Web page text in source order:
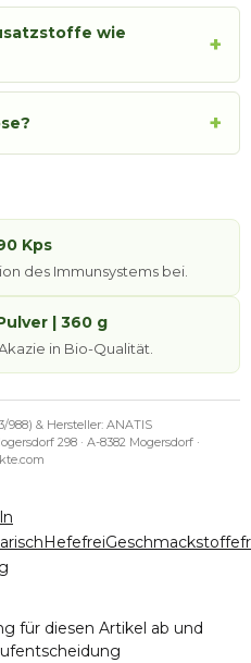
wie
+
+
Kps
des Immunsystems bei.
| 360 g
in Bio-Qualität.
988) & Hersteller: ANATIS
298 · A-8382 Mogersdorf ·
Hefefrei
für diesen Artikel ab und